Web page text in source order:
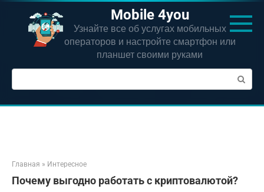
Перейти
контенту
Mobile 4you
Узнайте все об услугах мобильных
операторов и настройте смартфон или
планшет своими руками
Поиск:
Главная » Интересное
Почему выгодно работать с криптовалютой?